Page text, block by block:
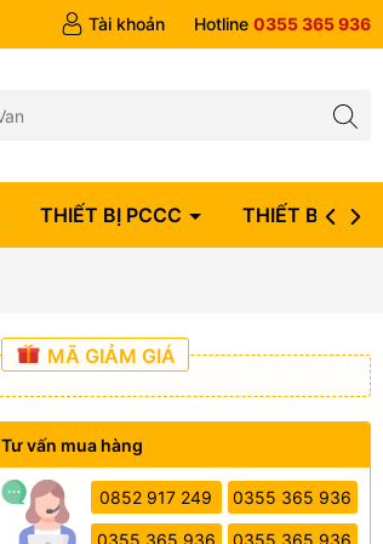
Tài khoản Hotline 0355 365 936
THIẾT BỊ PCCC THIẾT BỊ ĐIỆN
MÃ GIẢM GIÁ
Tư vấn mua hàng
0852 917 249 0355 365 936
0355 365 936 0355 365 936